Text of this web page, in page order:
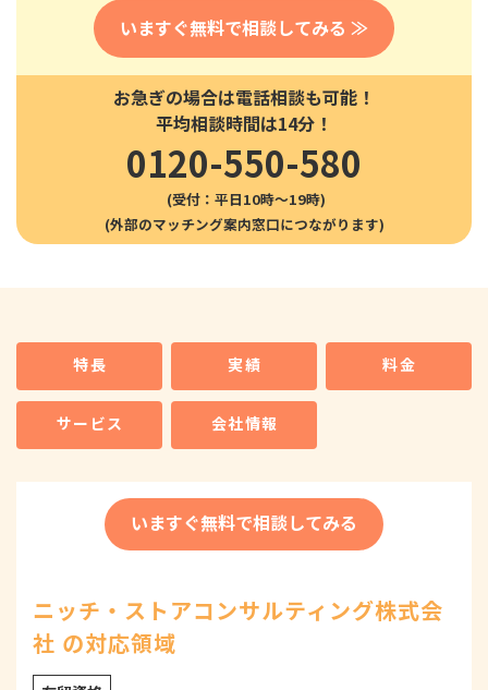
いますぐ無料で相談してみる ≫
お急ぎの場合は電話相談も可能！
平均相談時間は14分！
0120-550-580
(受付：平日10時〜19時)
特長 実績 料金
サービス 会社情報
いますぐ無料で相談してみる
ニッチ・ストアコンサルティング株式会
社 の対応領域